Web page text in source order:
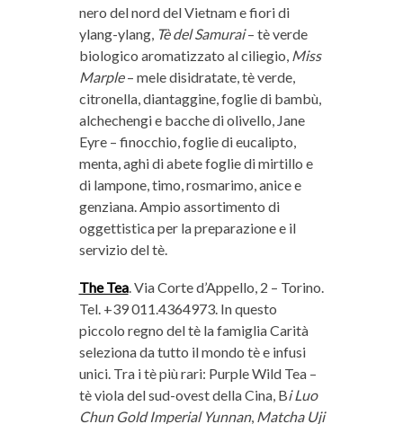
nero del nord del Vietnam e fiori di
ylang-ylang, Tè del Samurai– tè verde
biologico aromatizzato al ciliegio, Miss
Marple– mele disidratate, tè verde,
citronella, diantaggine, foglie di bambù,
alchechengi e bacche di olivello, Jane
Eyre – finocchio, foglie di eucalipto,
menta, aghi di abete foglie di mirtillo e
di lampone, timo, rosmarimo, anice e
genziana. Ampio assortimento di
oggettistica per la preparazione e il
servizio del tè.
The Tea. Via Corte d’Appello, 2 – Torino.
Tel. +39 011.4364973. In questo
piccolo regno del tè la famiglia Carità
seleziona da tutto il mondo tè e infusi
unici. Tra i tè più rari: Purple Wild Tea –
tè viola del sud-ovest della Cina, Bi Luo
Chun Gold Imperial Yunnan, Matcha Uji